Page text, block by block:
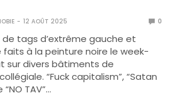
12 AOÛT 2025 0
tags d’extrême gauche et
à la peinture noire le week-
sur divers bâtiments de
“Fuck capitalism”, “Satan
TAV”…